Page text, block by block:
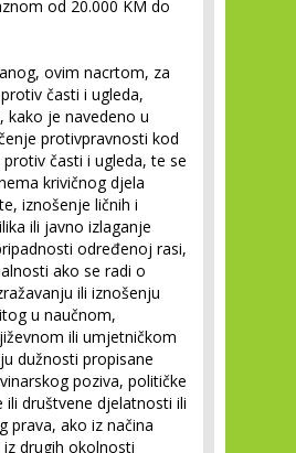
od 20.000 KM do
ovim nacrtom, za
časti i ugleda,
kako je navedeno u
protivpravnosti kod
časti i ugleda, te se
krivičnog djela
iznošenje ličnih i
ili javno izlaganje
određenoj rasi,
ako se radi o
ili iznošenju
u naučnom,
ili umjetničkom
dužnosti propisane
poziva, političke
ili društvene djelatnosti ili
prava, ako iz načina
drugih okolnosti